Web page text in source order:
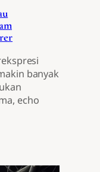
banyak
echo